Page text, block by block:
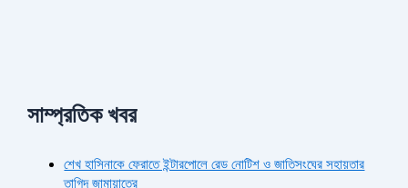
সাম্প্রতিক খবর
শেখ হাসিনাকে ফেরাতে ইন্টারপোলে রেড নোটিশ ও জাতিসংঘের সহায়তার
তাগিদ জামায়াতের